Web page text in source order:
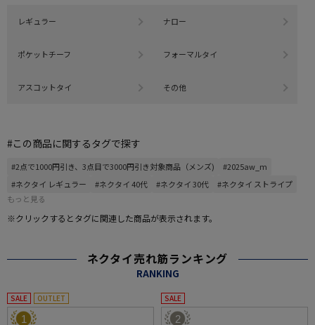
レギュラー ナロー
ポケットチーフ フォーマルタイ
アスコットタイ その他
#この商品に関するタグで探す
#2点で1000円引き、3点目で3000円引き対象商品（メンズ)
#2025aw_m
#ネクタイ レギュラー
#ネクタイ 40代 #ネクタイ 30代
#ネクタイ ストライプ
もっと見る
※クリックするとタグに関連した商品が表示されます。
ネクタイ売れ筋ランキング
RANKING
SALE OUTLET
1
SALE
2